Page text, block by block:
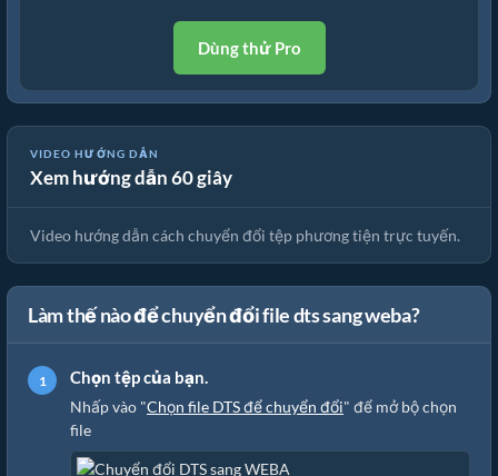
Dùng thử Pro
VIDEO HƯỚNG DẪN
Xem hướng dẫn 60 giây
🎵 Cách Chuyển Đổi Phương Tiện Trực Tuyến Miễn Phí
Video hướng dẫn cách chuyển đổi tệp phương tiện trực tuyến.
Làm thế nào để chuyển đổi file dts sang weba?
Chọn tệp của bạn.
Nhấp vào "Chọn file DTS để chuyển đổi" để mở bộ chọn
file